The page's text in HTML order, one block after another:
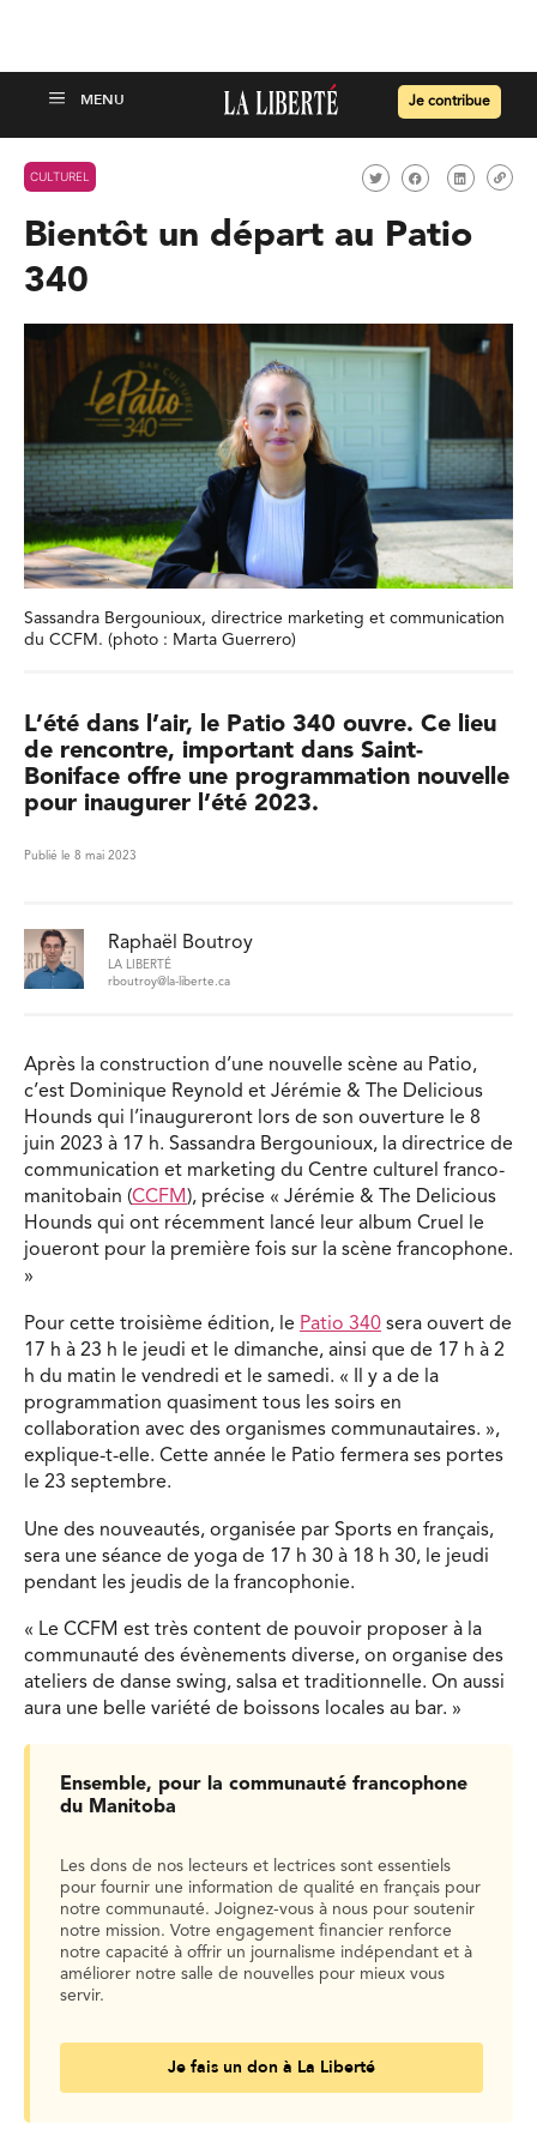
Je contribue
CULTUREL
Bientôt un départ au Patio
340
Sassandra Bergounioux, directrice marketing et communication
du CCFM. (photo : Marta Guerrero)
L’été dans l’air, le Patio 340 ouvre. Ce lieu
de rencontre, important dans Saint-
Boniface offre une programmation nouvelle
pour inaugurer l’été 2023.
Publié le 8 mai 2023
Raphaël Boutroy
LA LIBERTÉ
rboutroy@la-liberte.ca
Après la construction d’une nouvelle scène au Patio,
c’est Dominique Reynold et Jérémie & The Delicious
Hounds qui l’inaugureront lors de son ouverture le 8
juin 2023 à 17 h. Sassandra Bergounioux, la directrice de
communication et marketing du Centre culturel franco-
manitobain (CCFM), précise « Jérémie & The Delicious
Hounds qui ont récemment lancé leur album Cruel le
joueront pour la première fois sur la scène francophone.
»
Pour cette troisième édition, le Patio 340 sera ouvert de
17 h à 23 h le jeudi et le dimanche, ainsi que de 17 h à 2
h du matin le vendredi et le samedi. « Il y a de la
programmation quasiment tous les soirs en
collaboration avec des organismes communautaires. »,
explique-t-elle. Cette année le Patio fermera ses portes
le 23 septembre.
Une des nouveautés, organisée par Sports en français,
sera une séance de yoga de 17 h 30 à 18 h 30, le jeudi
pendant les jeudis de la francophonie.
« Le CCFM est très content de pouvoir proposer à la
communauté des évènements diverse, on organise des
ateliers de danse swing, salsa et traditionnelle. On aussi
aura une belle variété de boissons locales au bar. »
Ensemble, pour la communauté francophone
du Manitoba
Les dons de nos lecteurs et lectrices sont essentiels
pour fournir une information de qualité en français pour
notre communauté. Joignez-vous à nous pour soutenir
notre mission. Votre engagement financier renforce
notre capacité à offrir un journalisme indépendant et à
améliorer notre salle de nouvelles pour mieux vous
servir.
Je fais un don à La Liberté